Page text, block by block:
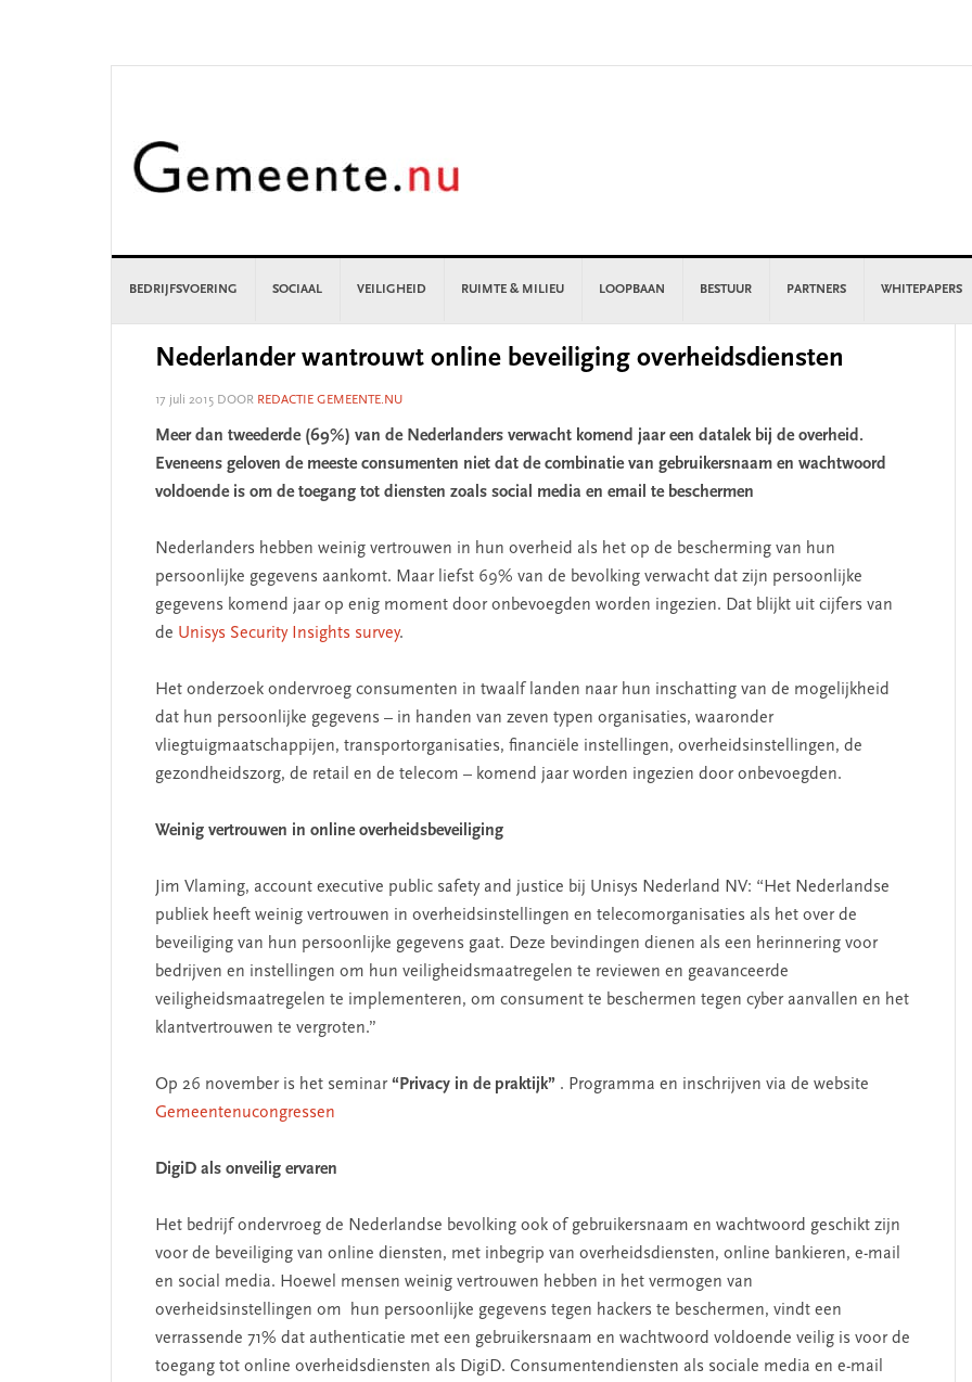
BEDRIJFSVOERING SOCIAAL VEILIGHEID RUIMTE & MILIEU LOOPBAAN BESTUUR PARTNERS WHITEPAPERS
Nederlander wantrouwt online beveiliging overheidsdiensten
17 juli 2015 DOOR REDACTIE GEMEENTE.NU
Meer dan tweederde (69%) van de Nederlanders verwacht komend jaar een datalek bij de overheid.
Eveneens geloven de meeste consumenten niet dat de combinatie van gebruikersnaam en wachtwoord
voldoende is om de toegang tot diensten zoals social media en email te beschermen
Nederlanders hebben weinig vertrouwen in hun overheid als het op de bescherming van hun
persoonlijke gegevens aankomt. Maar liefst 69% van de bevolking verwacht dat zijn persoonlijke
gegevens komend jaar op enig moment door onbevoegden worden ingezien. Dat blijkt uit cijfers van
de Unisys Security Insights survey.
Het onderzoek ondervroeg consumenten in twaalf landen naar hun inschatting van de mogelijkheid
dat hun persoonlijke gegevens – in handen van zeven typen organisaties, waaronder
vliegtuigmaatschappijen, transportorganisaties, financiële instellingen, overheidsinstellingen, de
gezondheidszorg, de retail en de telecom – komend jaar worden ingezien door onbevoegden.
Weinig vertrouwen in online overheidsbeveiliging
Jim Vlaming, account executive public safety and justice bij Unisys Nederland NV: “Het Nederlandse
publiek heeft weinig vertrouwen in overheidsinstellingen en telecomorganisaties als het over de
beveiliging van hun persoonlijke gegevens gaat. Deze bevindingen dienen als een herinnering voor
bedrijven en instellingen om hun veiligheidsmaatregelen te reviewen en geavanceerde
veiligheidsmaatregelen te implementeren, om consument te beschermen tegen cyber aanvallen en het
klantvertrouwen te vergroten.”
Op 26 november is het seminar“Privacy in de praktijk” . Programma en inschrijven via de website
Gemeentenucongressen
DigiD als onveilig ervaren
Het bedrijf ondervroeg de Nederlandse bevolking ook of gebruikersnaam en wachtwoord geschikt zijn
voor de beveiliging van online diensten, met inbegrip van overheidsdiensten, online bankieren, e-mail
en social media. Hoewel mensen weinig vertrouwen hebben in het vermogen van
overheidsinstellingen om hun persoonlijke gegevens tegen hackers te beschermen, vindt een
verrassende 71% dat authenticatie met een gebruikersnaam en wachtwoord voldoende veilig is voor de
toegang tot online overheidsdiensten als DigiD. Consumentendiensten als sociale media en e-mail